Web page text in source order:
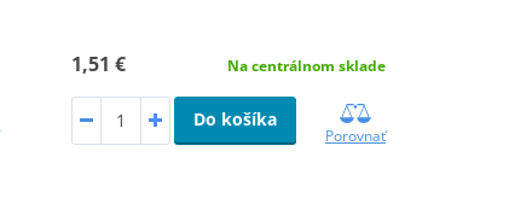
1,51 € Na centrálnom sklade
Do košíka
Porovnať